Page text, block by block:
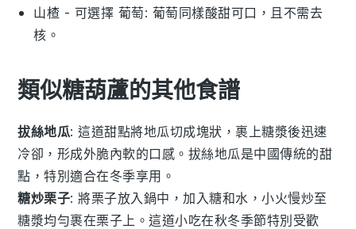
山楂 - 可選擇 葡萄: 葡萄同樣酸甜可口，且不需去
核。
類似糖葫蘆的其他食譜
拔絲地瓜: 這道甜點將地瓜切成塊狀，裹上糖漿後迅速
冷卻，形成外脆內軟的口感。 拔絲地瓜是中國傳統的甜
點，特別適合在冬季享用。
糖炒栗子: 將栗子放入鍋中，加入糖和水，小火慢炒至
糖漿均勻裹在栗子上。這道小吃在秋冬季節特別受歡